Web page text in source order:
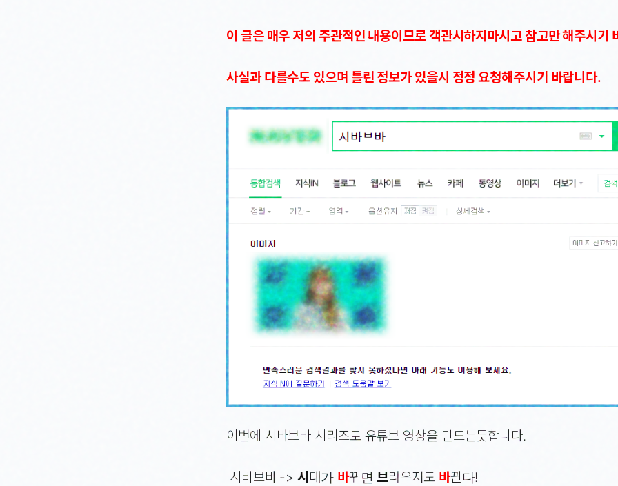
이 글은 매우 저의 주관적인 내용이므로 객관시하지마시고 참고만 해주시기
사실과 다를수도 있으며 틀린 정보가 있을시 정정 요청해주시기 바랍니다.
이번에 시바브바 시리즈로 유튜브 영상을 만드는듯합니다.
시바브바 ->시 대가 바뀌면 브라우저도 바뀐다!